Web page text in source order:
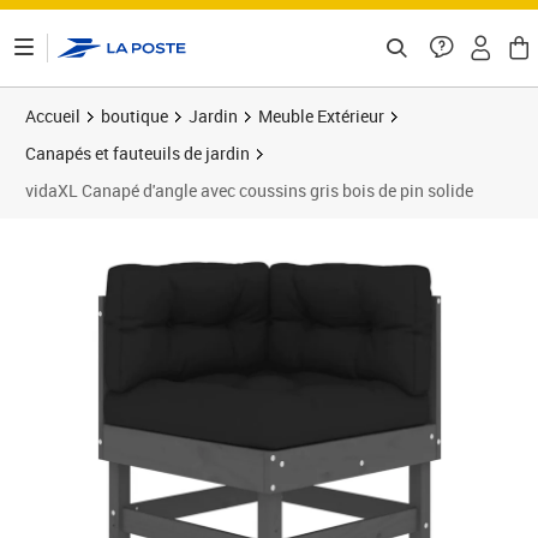
Accueil boutique Jardin
Meuble Extérieur
Canapés et fauteuils de jardin
vidaXL Canapé d'angle avec coussins gris bois de pin solide